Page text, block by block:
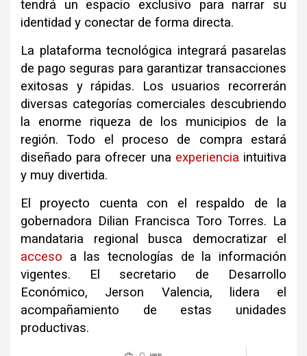
tendrá un espacio exclusivo para narrar su
identidad y conectar de forma directa.
La plataforma tecnológica integrará pasarelas
de pago seguras para garantizar transacciones
exitosas y rápidas. Los usuarios recorrerán
diversas categorías comerciales descubriendo
la enorme riqueza de los municipios de la
región. Todo el proceso de compra estará
diseñado para ofrecer una experiencia intuitiva
y muy divertida.
El proyecto cuenta con el respaldo de la
gobernadora Dilian Francisca Toro Torres. La
mandataria regional busca democratizar el
acceso a las tecnologías de la información
vigentes. El secretario de Desarrollo
Económico, Jerson Valencia, lidera el
acompañamiento de estas unidades
productivas.